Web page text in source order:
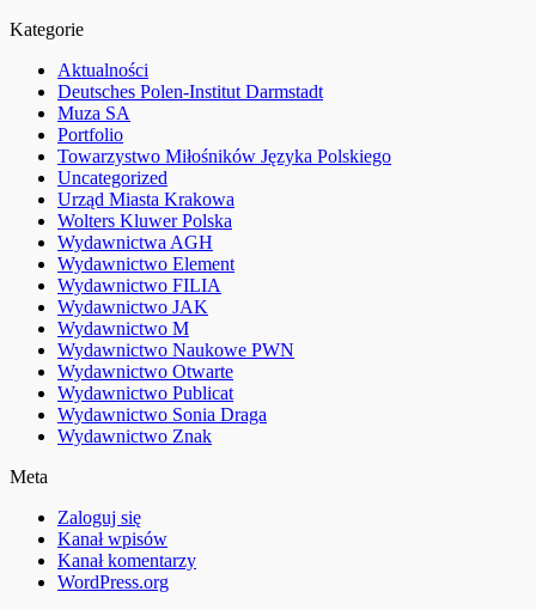
Kategorie
Aktualności
Deutsches Polen-Institut Darmstadt
Muza SA
Portfolio
Towarzystwo Miłośników Języka Polskiego
Uncategorized
Urząd Miasta Krakowa
Wolters Kluwer Polska
Wydawnictwa AGH
Wydawnictwo Element
Wydawnictwo FILIA
Wydawnictwo JAK
Wydawnictwo M
Wydawnictwo Naukowe PWN
Wydawnictwo Otwarte
Wydawnictwo Publicat
Wydawnictwo Sonia Draga
Wydawnictwo Znak
Meta
Zaloguj się
Kanał wpisów
Kanał komentarzy
WordPress.org